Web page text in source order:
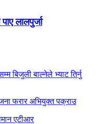
लालपुर्जा
बिजुली बाल्नेले भ्याट तिर्नु
जना फरार अभियुक्त पक्राउ
एटीआर